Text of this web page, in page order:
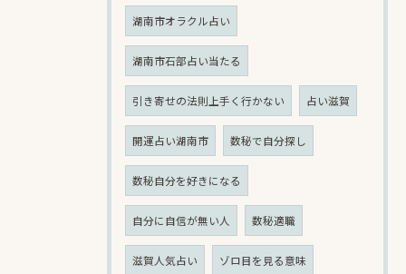
湖南市オラクル占い
湖南市石部占い当たる
引き寄せの法則上手く行かない 占い滋賀
開運占い湖南市 数秘で自分探し
数秘自分を好きになる
自分に自信が無い人 数秘適職
滋賀人気占い ゾロ目を見る意味